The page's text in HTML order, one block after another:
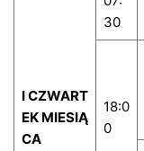
I CZWART
EK MIESIĄ
CA
30
18:0
0